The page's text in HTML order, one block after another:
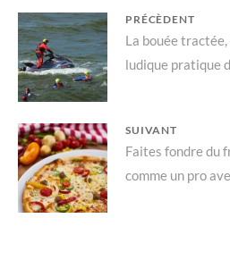
Navigation
de
l’article
PRÉCÈDENT
Previous
post:
La bouée
ludique pratique
SUIVANT
Next
post:
Faites fondre du
comme un pro